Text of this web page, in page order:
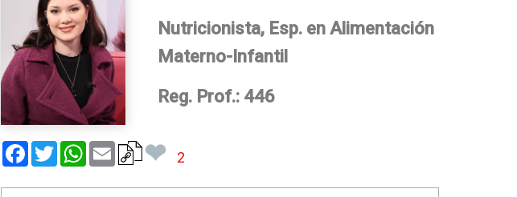
Nutricionista, Esp. en Alimentación
Materno-Infantil
Reg. Prof.: 446
Facebook
TwitterWhatsApp
Email ❤ 2